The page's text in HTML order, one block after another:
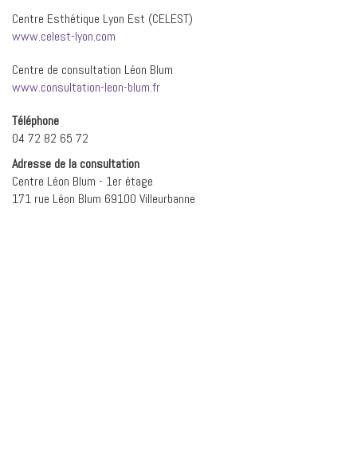
Centre Esthétique Lyon Est (CELEST)
www.celest-lyon.com
Centre de consultation Léon Blum
www.consultation-leon-blum.fr
Téléphone
04 72 82 65 72
Adresse de la consultation
Centre Léon Blum - 1er étage
171 rue Léon Blum 69100 Villeurbanne